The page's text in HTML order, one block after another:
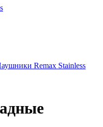
Remax Stainless